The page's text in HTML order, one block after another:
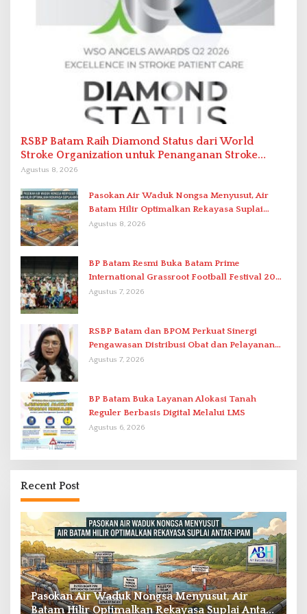
RSBP Batam Raih Diamond Status dari World
Stroke Organization untuk Penanganan Stroke
Berstandar Internasional
Agustus 8, 2026
Pasokan Air Waduk Nongsa Menyusut, Air
Batam Hilir Optimalkan Rekayasa Suplai
Antar-IPAM
Agustus 8, 2026
BP Batam Resmi Buka Batam Prime
International Grassroot Football Festival 2026
di Stadion Temenggung Abdul Jamal
Agustus 7, 2026
RSBP Batam dan BPOM Perkuat Sinergi
Pengawasan Distribusi Obat dan Pelayanan
Kefarmasian
Agustus 7, 2026
BP Batam Buka Layanan Alokasi Tanah
Reguler Berbasis Digital Melalui LMS
Agustus 6, 2026
Recent Post
BP Batam Resmi Buka Batam Prime
International Grassroot Football Festival 2026